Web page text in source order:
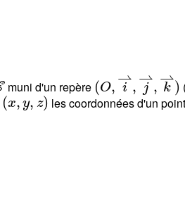
ℰ
muni d'un repère
(O ⇀,j ⇀,k ⇀)
(x,y,z)
les coordonnées d'un